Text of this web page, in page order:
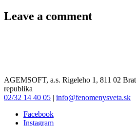
Leave a comment
AGEMSOFT, a.s. Rigeleho 1, 811 02
republika
02/32 14 40 05 | info@fenomenysveta.sk
Facebook
Instagram